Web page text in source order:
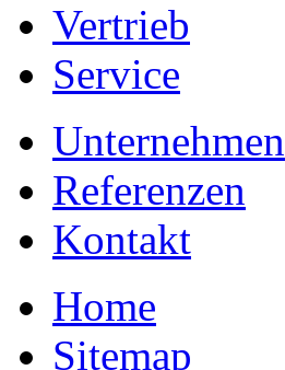
Vertrieb
Service
Unternehmen
Referenzen
Kontakt
Home
Sitemap